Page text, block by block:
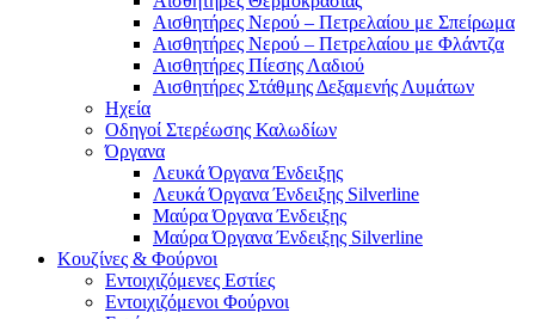
Αισθητήρες Νερού – Πετρελαίου με Σπείρωμα
Αισθητήρες Νερού – Πετρελαίου με Φλάντζα
Αισθητήρες Πίεσης Λαδιού
Αισθητήρες Στάθμης Δεξαμενής Λυμάτων
Ηχεία
Οδηγοί Στερέωσης Καλωδίων
Όργανα
Λευκά Όργανα Ένδειξης
Λευκά Όργανα Ένδειξης Silverline
Μαύρα Όργανα Ένδειξης
Μαύρα Όργανα Ένδειξης Silverline
Κουζίνες & Φούρνοι
Εντοιχιζόμενες Εστίες
Εντοιχιζόμενοι Φούρνοι